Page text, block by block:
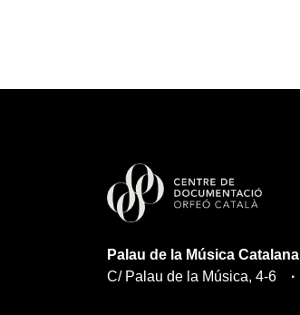
Palau de la Música Catalana
C/ Palau de la Música, 4-6